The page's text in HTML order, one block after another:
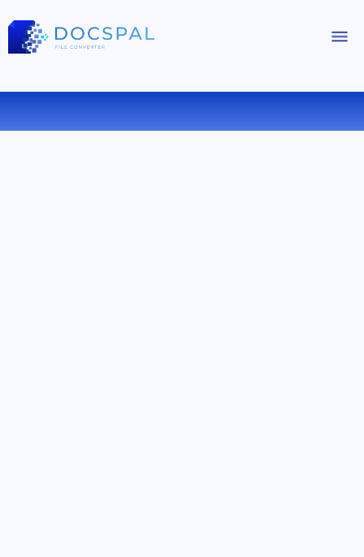
CONVERTIRE LRF IN TCR ONLINE